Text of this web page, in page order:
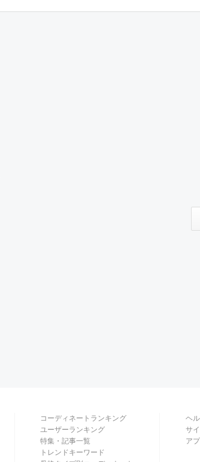
コーディネートランキング
ユーザーランキング
特集・記事一覧
トレンドキーワード
ヘ
サ
ア